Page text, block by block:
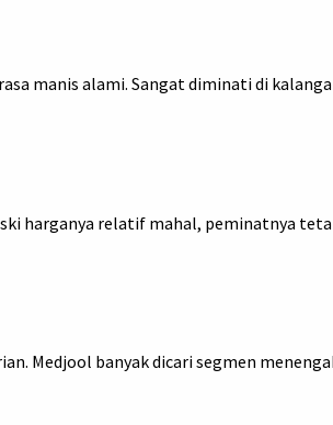
manis alami. Sangat diminati di
harganya relatif mahal, peminatnya
Medjool banyak dicari segmen